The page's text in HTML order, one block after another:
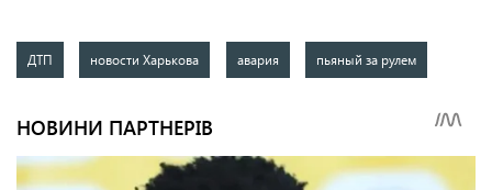
ДТП новости Харькова авария пьяный за рулем